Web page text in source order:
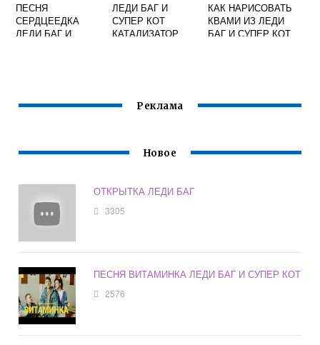
ПЕСНЯ
СЕРДЦЕЕДКА
ЛЕДИ БАГ И
ЛЕДИ БАГ И
СУПЕР КОТ
КАТАЛИЗАТОР
КАК НАРИСОВАТЬ
КВАМИ ИЗ ЛЕДИ
БАГ И СУПЕР КОТ
Реклама
Новое
ОТКРЫТКА ЛЕДИ БАГ
3305
ПЕСНЯ ВИТАМИНКА ЛЕДИ БАГ И СУПЕР КОТ
2576